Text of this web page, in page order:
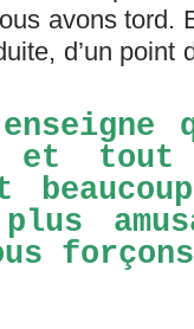
avons tord.
d’un point
et tout